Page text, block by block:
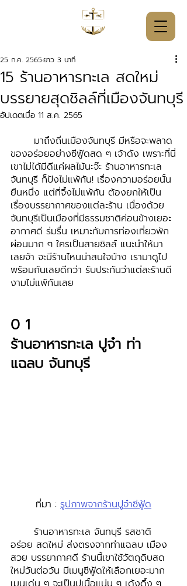
15 ร้านอาหารทะเล สดใหม่
บรรยายสุดชิลล์ที่เมืองจันทบุรี
25 ก.ค. 2565ยาว 3 นาที
อัปเดตเมื่อ 11 ส.ค. 2565
ของอร่อยอย่างซีฟู้ดสด ๆ เจ้าดัง เพราะที่นี่
เขาไม่ได้มีดีแค่ผลไม้นะจ๊ะ ร้านอาหารทะเล
จันทบุรี ก็ปังไม่แพ้กัน! เรื่องความอร่อยนั้น
ยืนหนึ่ง แต่ที่จึ้งไม่แพ้กัน ต้องยกให้เป็น
เรื่องบรรยากาศของแต่ละร้าน เนื่องด้วย
จันทบุรีเป็นเมืองที่มีธรรมชาติค่อนข้างเยอะ
อากาศดี ร่มรื่น เหมาะกับการท่องเที่ยวพัก
ผ่อนมาก ๆ ใครเป็นสายชิลล์ แนะนำให้มา
เลยจ้า จะมีร้านไหนน่าสนใจบ้าง เรามาดูไป
พร้อมกันเลยดีกว่า รับประกันว่าแต่ละร้านดี
งามไม่แพ้กันเลย
0 1
ร้านอาหารทะเล ปูจ๋า ท่า
แฉลบ จันทบุรี
ที่มา : รูปภาพจากร้านปูจ๋าซีฟู้ด
อร่อย สดใหม่ ส่งตรงจากท่าแฉลบ เมือง
สวย บรรยากาศดี ร้านนี้เขาใช้วัตถุดิบสด
ใหม่วันต่อวัน มีเมนูซีฟู้ดให้เลือกเยอะมาก